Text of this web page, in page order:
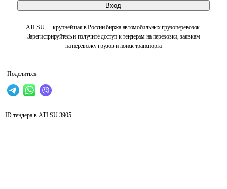
Вход
ATI.SU — крупнейшая в России биржа автомобильных грузоперевозок.
Зарегистрируйтесь и получите доступ к тендерам на перевозки, заявкам
на перевозку грузов и поиск транспорта
Поделиться
ID тендера в ATI.SU 3905